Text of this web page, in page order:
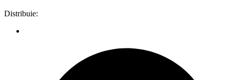
Distribuie: